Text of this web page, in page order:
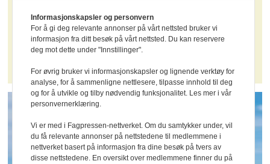
ARKIVDAG
Dyreparkspor i arkivene -
fruktbart samarbeid i sør
Informasjonskapsler og personvern
For å gi deg relevante annonser på vårt nettsted bruker vi
informasjon fra ditt besøk på vårt nettsted. Du kan reservere
deg mot dette under "Innstillinger".
For øvrig bruker vi informasjonskapsler og lignende verktøy for
analyse, for å sammenligne nettlesere, tilpasse innhold til deg
og for å utvikle og tilby nødvendig funksjonalitet. Les mer i vår
personvernerklæring.
Vi er med i Fagpressen-nettverket. Om du samtykker under, vil
du få relevante annonser på nettstedene til medlemmene i
nettverket basert på informasjon fra dine besøk på tvers av
disse nettstedene. En oversikt over medlemmene finner du på